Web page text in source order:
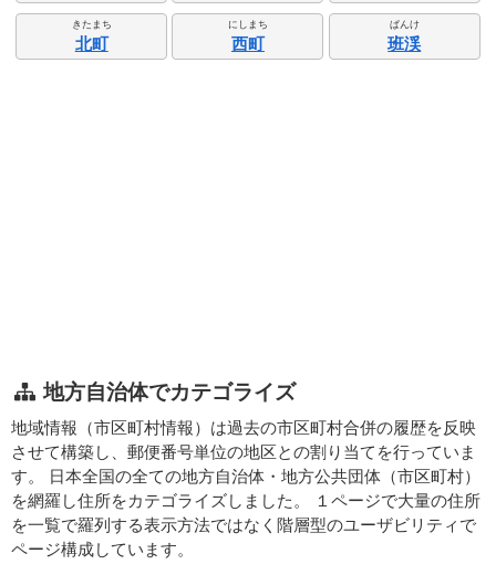
きたまち
北町
にしまち
西町
ぱんけ
班渓
地方自治体でカテゴライズ
地域情報（市区町村情報）は過去の市区町村合併の履歴を反映
させて構築し、郵便番号単位の地区との割り当てを行っていま
す。 日本全国の全ての地方自治体・地方公共団体（市区町村）
を網羅し住所をカテゴライズしました。 １ページで大量の住所
を一覧で羅列する表示方法ではなく階層型のユーザビリティで
ページ構成しています。